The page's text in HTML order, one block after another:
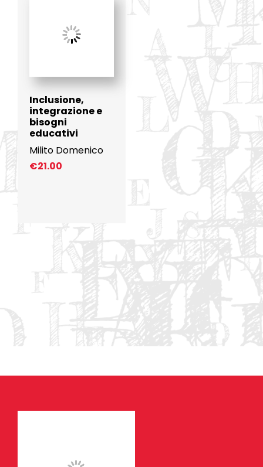
Inclusione,
integrazione e
bisogni
educativi
Milito Domenico
€21.00